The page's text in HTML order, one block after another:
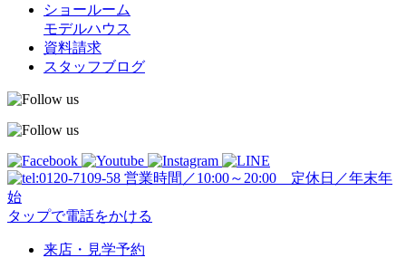
ショールーム
モデルハウス
資料請求
スタッフブログ
営業時間／10:00～20:00 定休日／年末年
始
タップで電話をかける
来店・見学予約